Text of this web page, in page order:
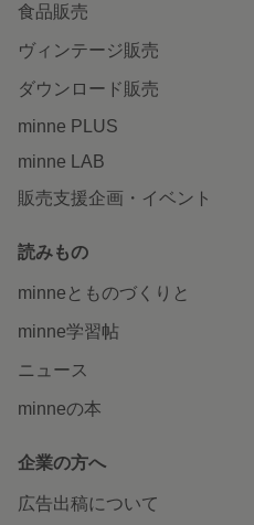
食品販売
ヴィンテージ販売
ダウンロード販売
minne PLUS
minne LAB
販売支援企画・イベント
読みもの
minneとものづくりと
minne学習帖
ニュース
minneの本
企業の方へ
広告出稿について